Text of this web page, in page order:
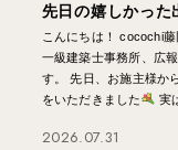
先日の嬉しかった
こんにちは！ cocochi
一級建築士事務所、広
す。 先日、お施主様か
をいただきました
実
2026.07.31